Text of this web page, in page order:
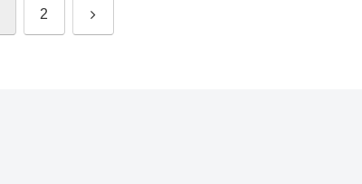
2 次